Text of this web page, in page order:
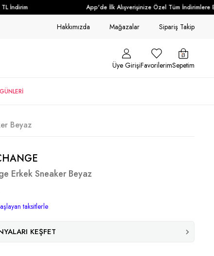
İndirim App'de İlk Alışverişinize Özel Tüm İndirimlere
Hakkımızda Mağazalar Sipariş Takip
Üye GirişiFavorilerimSepetim
Beyaz
Erkek Sneaker Beyaz
taksitlerle
KEŞFET